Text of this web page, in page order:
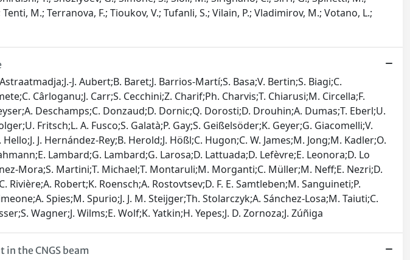
M.; Terranova, F.; Tioukov, V.; Tufanli, S.; Vilain, P.; Vladimirov, M.; Votano, L.;
J. Aubert;B. Baret;J. Barrios-Martí;S. Basa;V. Bertin;S. Biagi;C.
Cârloganu;J. Carr;S. Cecchini;Z. Charif;Ph. Charvis;T. Chiarusi;M. Circella;F.
Deschamps;C. Donzaud;D. Dornic;Q. Dorosti;D. Drouhin;A. Dumas;T. Eberl;U.
Fritsch;L. A. Fusco;S. Galatà;P. Gay;S. Geißelsöder;K. Geyer;G. Giacomelli;V.
J. Hernández-Rey;B. Herold;J. Hößl;C. Hugon;C. W. James;M. Jong;M. Kadler;O.
Lambard;G. Lambard;G. Larosa;D. Lattuada;D. Lefèvre;E. Leonora;D. Lo
Mora;S. Martini;T. Michael;T. Montaruli;M. Morganti;C. Müller;M. Neff;E. Nezri;D.
Rivière;A. Robert;K. Roensch;A. Rostovtsev;D. F. E. Samtleben;M. Sanguineti;P.
Spies;M. Spurio;J. J. M. Steijger;Th. Stolarczyk;A. Sánchez-Losa;M. Taiuti;C.
Wagner;J. Wilms;E. Wolf;K. Yatkin;H. Yepes;J. D. Zornoza;J. Zúñiga
the CNGS beam